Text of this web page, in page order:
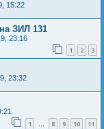
15:22
ЗИЛ 131
23:16
1 2 3
23:32
1 … 8 9 10 11